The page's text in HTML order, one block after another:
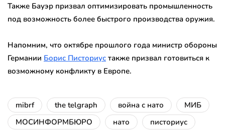
Также Бауэр призвал оптимизировать промышленность
под возможность более быстрого производства оружия.
Напомним, что октябре прошлого года министр обороны
Германии Борис Писториус также призвал готовиться к
возможному конфликту в Европе.
mibrf the telgraph война с нато
МИБ
МОСИНФОРМБЮРО
нато
писториус